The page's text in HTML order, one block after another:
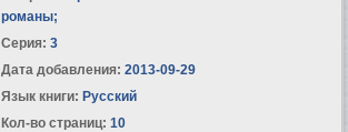
романы;
Серия: 3
Дата добавления: 2013-09-29
Язык книги: Русский
Кол-во страниц: 10